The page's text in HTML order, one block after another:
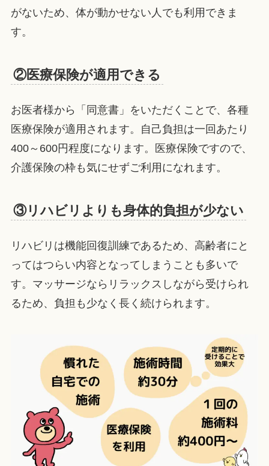
がないため、体が動かせない人でも利用できま
す。
②医療保険が適用できる
お医者様から「同意書」をいただくことで、各種
医療保険が適用されます。自己負担は一回あたり
400～600円程度になります。医療保険ですので、
介護保険の枠も気にせずご利用になれます。
③リハビリよりも身体的負担が少ない
リハビリは機能回復訓練であるため、高齢者にと
ってはつらい内容となってしまうことも多いで
す。マッサージならリラックスしながら受けられ
るため、負担も少なく長く続けられます。